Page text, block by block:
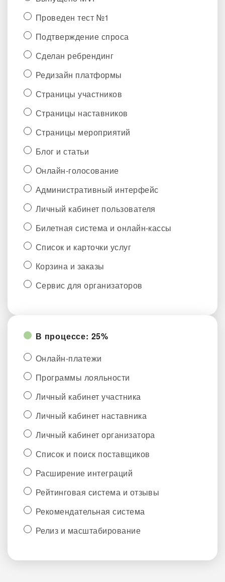
Проведен тест №1
Подтверждение спроса
Сделан ребрендинг
Редизайн платформы
Страницы участников
Страницы наставников
Страницы мероприятий
Блог и статьи
Онлайн-голосование
Административный интерфейс
Личный кабинет пользователя
Билетная система и онлайн-кассы
Список и карточки услуг
Корзина и заказы
Сервис для организаторов
В процессе: 25%
Онлайн-платежи
Программы лояльности
Личный кабинет участника
Личный кабинет наставника
Личный кабинет организатора
Список и поиск поставщиков
Расширение интеграций
Рейтинговая система и отзывы
Рекомендательная система
Релиз и масштабирование